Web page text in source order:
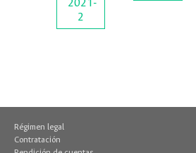
2021-
2
Régimen legal
Contratación